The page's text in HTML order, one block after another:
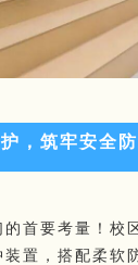
，筑牢安全
首要考量！校
置，搭配柔软